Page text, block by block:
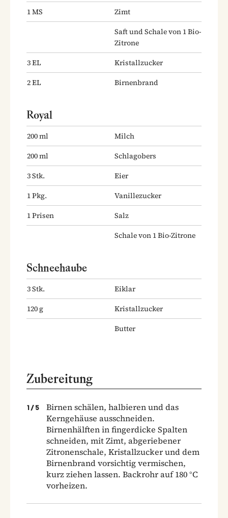
1MS
Zimt
Saft und Schale von 1 Bio-
Zitrone
3EL
Kristallzucker
2EL Birnenbrand
Royal
200ml
Milch
200ml
Schlagobers
3Stk.
Eier
1Pkg.
Vanillezucker
1Prisen
Salz
Schale von 1 Bio-Zitrone
Schneehaube
3Stk.
Eiklar
120g
Kristallzucker
Butter
Zubereitung
1 / 5
Birnen schälen, halbieren und das
Kerngehäuse ausschneiden.
Birnenhälften in fingerdicke Spalten
schneiden, mit Zimt, abgeriebener
Zitronenschale, Kristallzucker und dem
Birnenbrand vorsichtig vermischen,
kurz ziehen lassen. Backrohr auf 180 °C
vorheizen.